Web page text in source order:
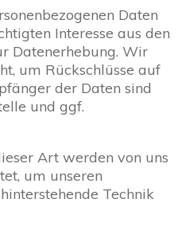
Daten
Interesse aus den
Datenerhebung. Wir
um Rückschlüsse auf
der Daten sind
und ggf.
Art werden von uns
um unseren
Technik